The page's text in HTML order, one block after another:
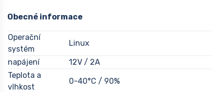
Obecné informace
Operační
systém
Linux
napájení
12V / 2A
Teplota a
vlhkost
0-40°C / 90%